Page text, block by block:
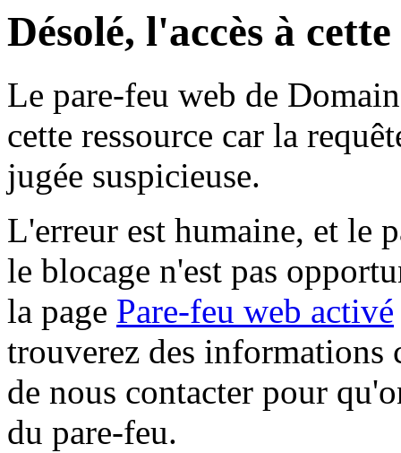
Désolé, l'accès à
Le pare-feu web de
cette ressource car la
jugée suspicieuse.
L'erreur est humaine, et le
le blocage n'est pas
la page Pare-feu web activé
trouverez des informations
de nous contacter pour
du pare-feu.